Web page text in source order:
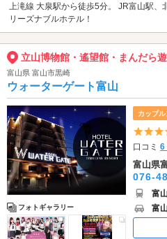
上滝線 大泉駅から徒歩5分。 JR富山駅
リーズナブルホテル！
立山博物館・遙望館・まんだら
富山県 富山市黒崎
ウォーターゲート富山
フォトギャラリー
カップ
口コミ6
富山県
076-
富
富